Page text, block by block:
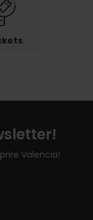
Valencia!